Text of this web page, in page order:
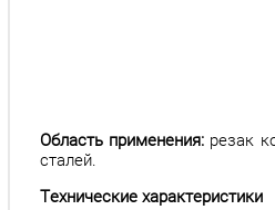
Область применения:резак
сталей.
Технические характеристики